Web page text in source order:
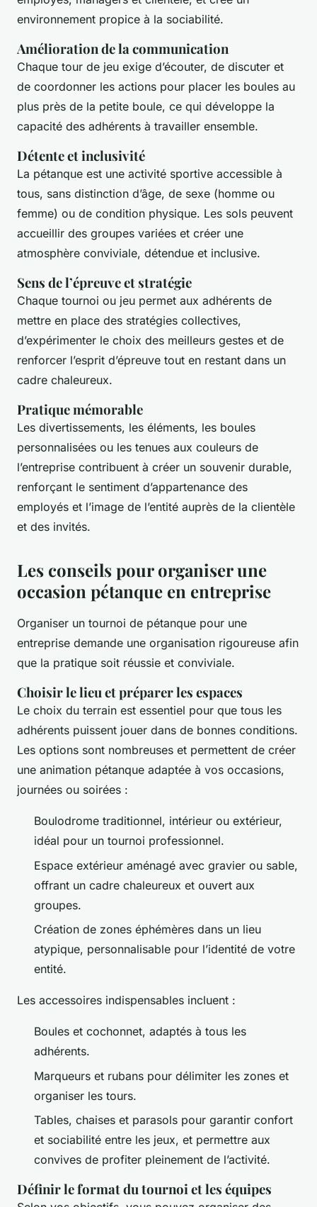
environnement propice à la sociabilité.
Amélioration de la communication
Chaque tour de jeu exige d’écouter, de discuter et
de coordonner les actions pour placer les boules au
plus près de la petite boule, ce qui développe la
capacité des adhérents à travailler ensemble.
Détente et inclusivité
La pétanque est une activité sportive accessible à
tous, sans distinction d’âge, de sexe (homme ou
femme) ou de condition physique. Les sols peuvent
accueillir des groupes variées et créer une
atmosphère conviviale, détendue et inclusive.
Sens de l’épreuve et stratégie
Chaque tournoi ou jeu permet aux adhérents de
mettre en place des stratégies collectives,
d’expérimenter le choix des meilleurs gestes et de
renforcer l’esprit d’épreuve tout en restant dans un
cadre chaleureux.
Pratique mémorable
Les divertissements, les éléments, les boules
personnalisées ou les tenues aux couleurs de
l’entreprise contribuent à créer un souvenir durable,
renforçant le sentiment d’appartenance des
employés et l’image de l’entité auprès de la clientèle
et des invités.
Les conseils pour organiser une
occasion pétanque en entreprise
Organiser un tournoi de pétanque pour une
entreprise demande une organisation rigoureuse afin
que la pratique soit réussie et conviviale.
Choisir le lieu et préparer les espaces
Le choix du terrain est essentiel pour que tous les
adhérents puissent jouer dans de bonnes conditions.
Les options sont nombreuses et permettent de créer
une animation pétanque adaptée à vos occasions,
journées ou soirées :
Boulodrome traditionnel, intérieur ou extérieur,
idéal pour un tournoi professionnel.
Espace extérieur aménagé avec gravier ou sable,
offrant un cadre chaleureux et ouvert aux
groupes.
Création de zones éphémères dans un lieu
atypique, personnalisable pour l’identité de votre
entité.
Les accessoires indispensables incluent :
Boules et cochonnet, adaptés à tous les
adhérents.
Marqueurs et rubans pour délimiter les zones et
organiser les tours.
Tables, chaises et parasols pour garantir confort
et sociabilité entre les jeux, et permettre aux
convives de profiter pleinement de l’activité.
Définir le format du tournoi et les équipes